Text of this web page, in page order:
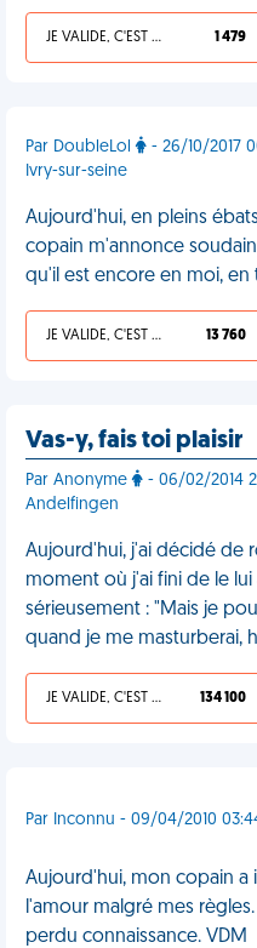
JE VALIDE, C'EST UNE VDM 1 479
Par DoubleLol
- 26/10/2017
Ivry-sur-seine
Aujourd'hui, en pleins
copain m'annonce
qu'il est encore en moi, en
JE VALIDE, C'EST UNE VDM 13 760
Vas-y, fais toi plaisir
Par Anonyme
- 06/02/2014
Andelfingen
Aujourd'hui, j'ai décidé de
moment où j'ai fini de le
sérieusement : "Mais je
quand je me masturberai,
JE VALIDE, C'EST UNE VDM 134 100
Par Inconnu - 09/04/2010
Aujourd'hui, mon copain a
l'amour malgré mes
perdu connaissance. VDM